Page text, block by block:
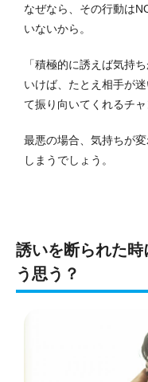
なぜなら、その行動は
いないから。
「積極的に誘えば気持
いけば、たとえ相手が
て振り向いてくれるチ
最悪の場合、気持ちが
しまうでしょう。
誘いを断られた
う思う？